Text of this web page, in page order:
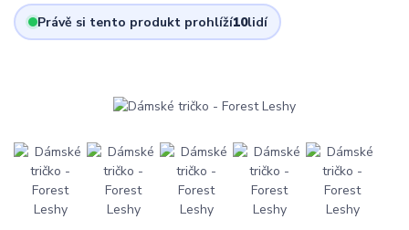
Právě si tento produkt prohlíží10lidí